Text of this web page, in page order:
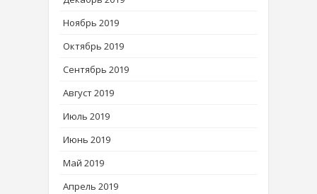
Ноябрь 2019
Октябрь 2019
Сентябрь 2019
Август 2019
Июль 2019
Июнь 2019
Май 2019
Апрель 2019